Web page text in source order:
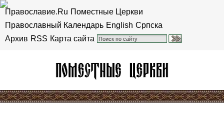
Православие.Ru Поместные Церкви
Православный Календарь English Српска
Архив RSS Карта сайта